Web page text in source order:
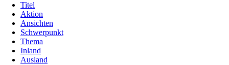
Titel
Aktion
Ansichten
Schwerpunkt
Thema
Inland
Ausland